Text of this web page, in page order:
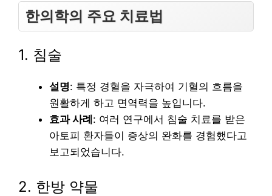
한의학의 주요 치료법
1. 침술
설명: 특정 경혈을 자극하여 기혈의 흐름을
원활하게 하고 면역력을 높입니다.
효과 사례: 여러 연구에서 침술 치료를 받은
아토피 환자들이 증상의 완화를 경험했다고
보고되었습니다.
2. 한방 약물